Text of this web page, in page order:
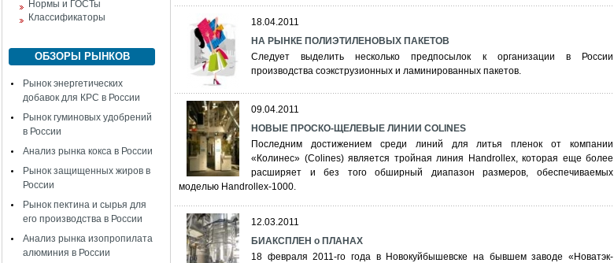
Нормы и ГОСТы
Классификаторы
ОБЗОРЫ РЫНКОВ
Рынок энергетических
добавок для КРС в России
Рынок гуминовых удобрений
в России
Анализ рынка кокса в России
Рынок защищенных жиров в
России
Рынок пектина и сырья для
его производства в России
Анализ рынка изопропилата
алюминия в России
18.04.2011
НА РЫНКЕ ПОЛИЭТИЛЕНОВЫХ ПАКЕТОВ
Следует выделить несколько предпосылок к организации в России
производства соэкструзионных и ламинированных пакетов.
09.04.2011
НОВЫЕ ПРОСКО-ЩЕЛЕВЫЕ ЛИНИИ COLINES
Последним достижением среди линий для литья пленок от компании
«Колинес» (Colines) является тройная линия Handrollex, которая еще более
расширяет и без того обширный диапазон размеров, обеспечиваемых
моделью Handrollex-1000.
12.03.2011
БИАКСПЛЕН о ПЛАНАХ
18 февраля 2011-го года в Новокуйбышевске на бывшем заводе «Новатэк-